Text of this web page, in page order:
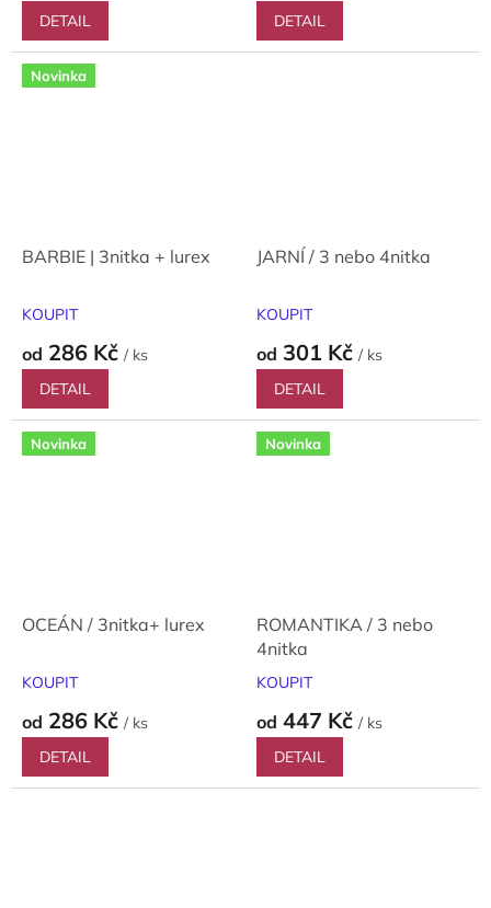
DETAIL
DETAIL
Novinka
BARBIE | 3nitka + lurex
KOUPIT
od 286 Kč / ks
DETAIL
JARNÍ / 3 nebo 4nitka
KOUPIT
od 301 Kč / ks
DETAIL
Novinka
OCEÁN / 3nitka+ lurex
KOUPIT
od 286 Kč / ks
DETAIL
Novinka
ROMANTIKA / 3 nebo
4nitka
KOUPIT
od 447 Kč / ks
DETAIL